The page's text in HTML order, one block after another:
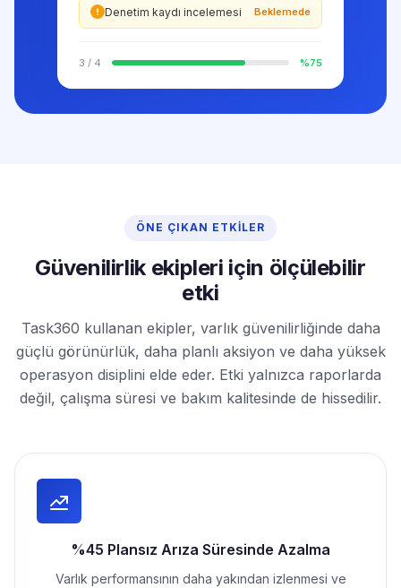
Denetim kaydı incelemesi Beklemede
3 / 4 %75
ÖNE ÇIKAN ETKILER
Güvenilirlik ekipleri için ölçülebilir
etki
Task360 kullanan ekipler, varlık güvenilirliğinde daha
güçlü görünürlük, daha planlı aksiyon ve daha yüksek
operasyon disiplini elde eder. Etki yalnızca raporlarda
değil, çalışma süresi ve bakım kalitesinde de hissedilir.
%45 Plansız Arıza Süresinde Azalma
Varlık performansının daha yakından izlenmesi ve